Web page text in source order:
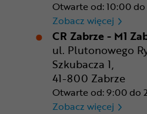
Otwarte od: 10:00 do
Zobacz więcej CR
CR Zabrze - M1
ul. Plutonowego
Szkubacza 1,
41-800 Zabrze
Otwarte od: 9:00 do
Zobacz więcej CR